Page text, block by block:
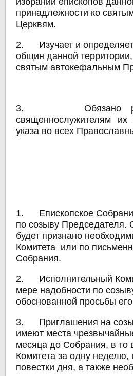
принадлежности ко
Церквям.
2. Изучает и определяет
общин данной
святым автокефальным
3. Обязано
священнослужителям
указа во всех
1. Епископское
по созыву Председателя.
будет признано
Комитета или по
Собрания.
2. Исполнительный
мере надобности по
обоснованной просьбы
3. Приглашения на
имеют места
месяца до Собрания, в то
Комитета за одну
повестки дня, а также